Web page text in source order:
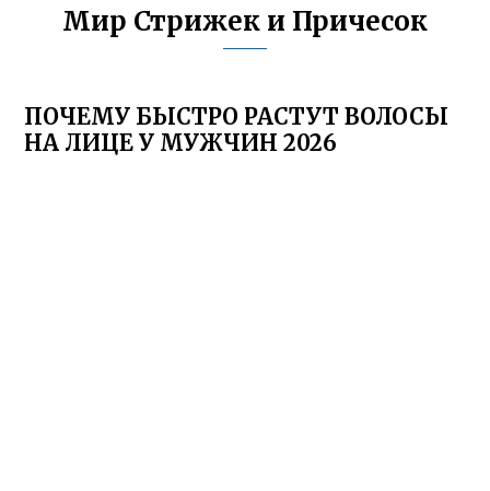
Мир Стрижек и Причесок
ПОЧЕМУ БЫСТРО РАСТУТ ВОЛОСЫ
НА ЛИЦЕ У МУЖЧИН 2026